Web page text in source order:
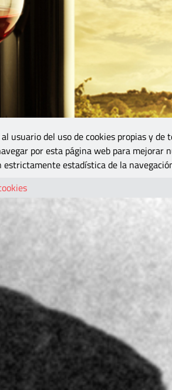
usuario del uso de cookies propias y de
por esta página web para mejorar
estrictamente estadística de la